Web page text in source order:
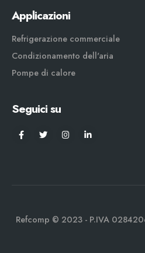
Applicazioni
Refrigerazione commerciale
Condizionamento dell'aria
Pompe di calore
Seguici su
Refcomp © 2023 - P.IVA